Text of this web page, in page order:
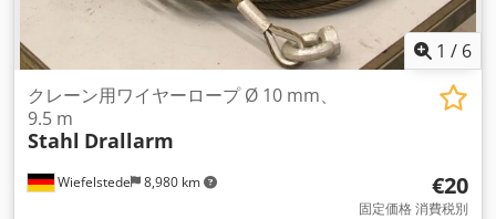
1 / 6
Wiefelstede 8,980 km
クレーン用ワイヤーロープ Ø 10 mm、
9.5 m
Stahl Drallarm
€20
固定価格 消費税別